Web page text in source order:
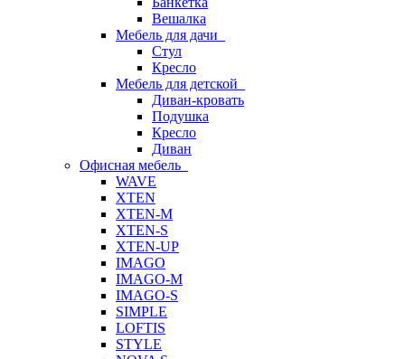
Вешалка
Мебель для дачи
Стул
Кресло
Мебель для детской
Диван-кровать
Подушка
Кресло
Диван
Офисная мебель
WAVE
XTEN
XTEN-M
XTEN-S
XTEN-UP
IMAGO
IMAGO-M
IMAGO-S
SIMPLE
LOFTIS
STYLE